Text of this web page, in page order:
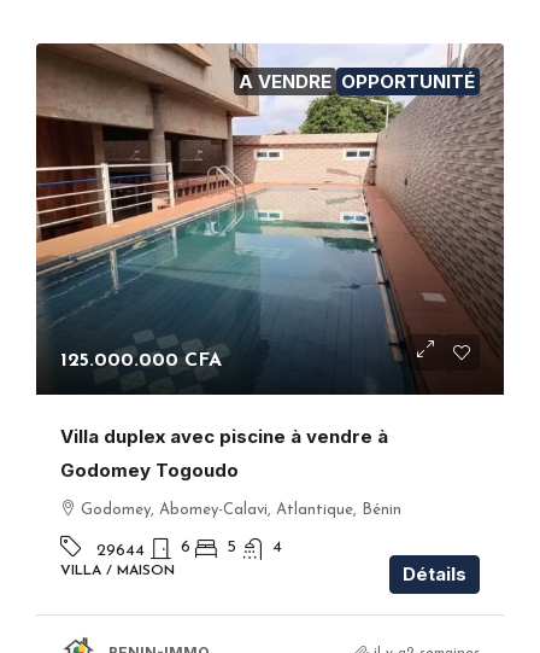
A VENDRE OPPORTUNITÉ
125.000.000 CFA
Villa duplex avec piscine à vendre à
Godomey Togoudo
Godomey, Abomey-Calavi, Atlantique, Bénin
29644 6 5 4
VILLA / MAISON Détails